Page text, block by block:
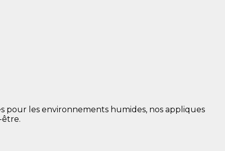
pour les environnements humides, nos appliques